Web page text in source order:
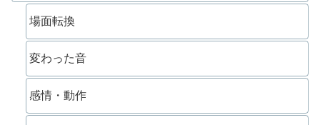
場面転換
変わった音
感情・動作